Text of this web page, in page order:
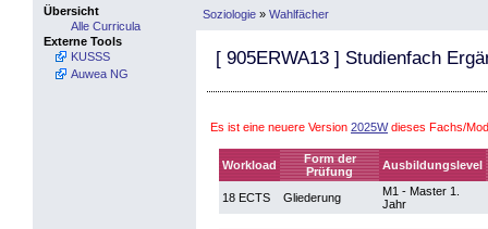
Übersicht
Alle Curricula
Externe Tools
KUSSS
Auwea NG
Soziologie » Wahlfächer
[ 905ERWA13 ] Studienfach
Es ist eine neuere Version 2025Wdieses Fachs/
Workload
Form der
Prüfung
Ausbildungslevel
18 ECTS Gliederung
M1 - Master 1.
Jahr